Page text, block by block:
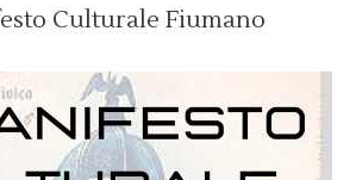
Culturale Fiumano